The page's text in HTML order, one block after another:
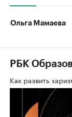
Ольга Мамаева
РБК
Как развить